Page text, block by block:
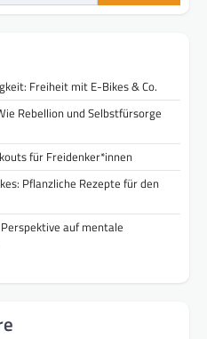
Freiheit mit E-Bikes & Co.
Rebellion und Selbstfürsorge
für Freidenker*innen
Pflanzliche Rezepte für den
auf mentale